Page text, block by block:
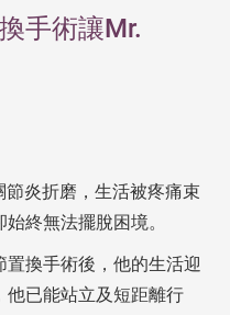
手術讓Mr.
節炎折磨，生活被疼痛束
終無法擺脫困境。
換手術後，他的生活迎
他已能站立及短距離行